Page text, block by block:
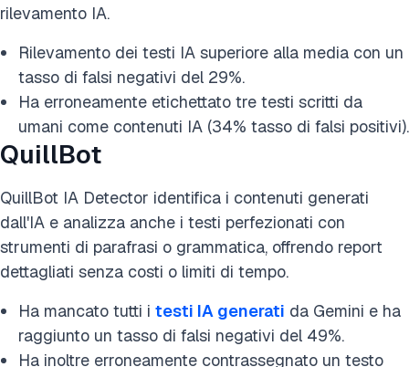
rilevamento IA.
Rilevamento dei testi IA superiore alla media con un
tasso di falsi negativi del 29%.
Ha erroneamente etichettato tre testi scritti da
umani come contenuti IA (34% tasso di falsi positivi).
QuillBot
QuillBot IA Detector identifica i contenuti generati
dall'IA e analizza anche i testi perfezionati con
strumenti di parafrasi o grammatica, offrendo report
dettagliati senza costi o limiti di tempo.
Ha mancato tutti i testi IA generati da Gemini e ha
raggiunto un tasso di falsi negativi del 49%.
Ha inoltre erroneamente contrassegnato un testo